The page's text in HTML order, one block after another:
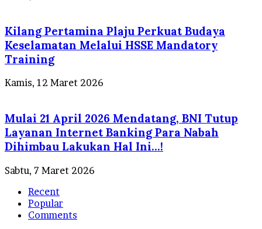
Kilang Pertamina Plaju Perkuat Budaya
Keselamatan Melalui HSSE Mandatory
Training
Kamis, 12 Maret 2026
Mulai 21 April 2026 Mendatang, BNI Tutup
Layanan Internet Banking Para Nabah
Dihimbau Lakukan Hal Ini…!
Sabtu, 7 Maret 2026
Recent
Popular
Comments